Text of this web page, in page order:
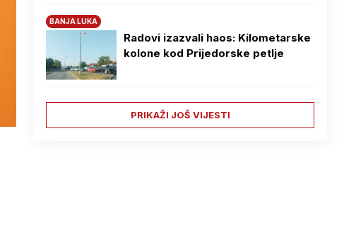
BANJA LUKA
Radovi izazvali haos: Kilometarske
kolone kod Prijedorske petlje
PRIKAŽI JOŠ VIJESTI